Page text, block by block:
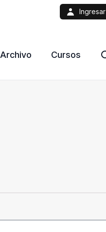
Ingresar
Archivo Cursos